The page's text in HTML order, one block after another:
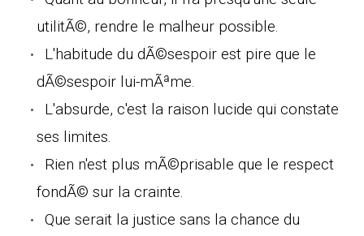
utilitÃ©, rendre le malheur possible.
L'habitude du dÃ©sespoir est pire que le
dÃ©sespoir lui-mÃªme.
L'absurde, c'est la raison lucide qui constate
ses limites.
Rien n'est plus mÃ©prisable que le respect
fondÃ© sur la crainte.
Que serait la justice sans la chance du